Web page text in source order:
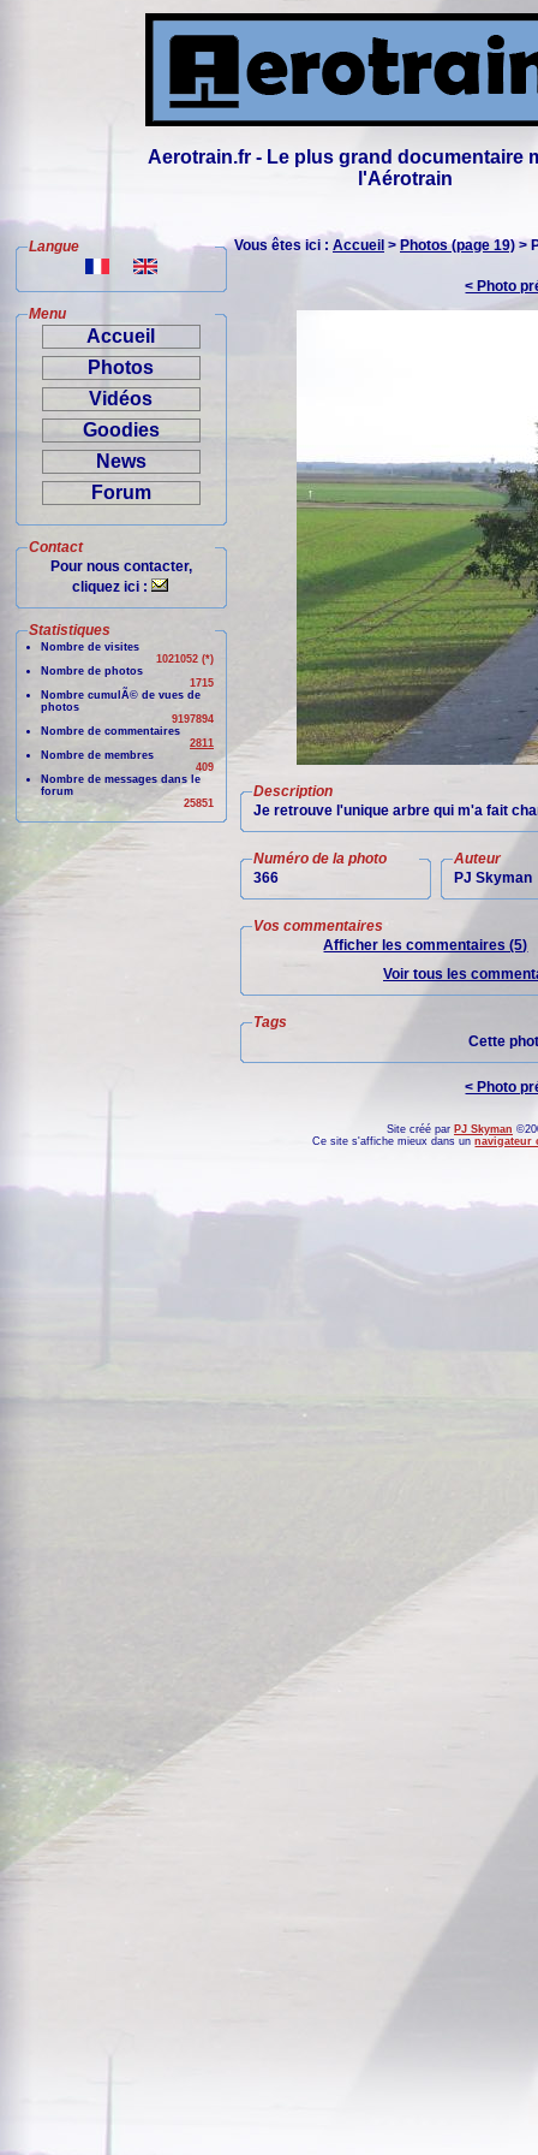
Aerotrain.fr - Le plus grand documentaire
l'Aérotrain
Langue
Menu
Accueil
Photos
Vidéos
Goodies
News
Forum
Contact
Pour nous contacter,
cliquez ici :
Statistiques
Nombre de visites
1021052 (*)
Nombre de photos
1715
Nombre cumulÃ© de vues de
photos
9197894
Nombre de commentaires
2811
Nombre de membres
409
Nombre de messages dans le
forum
25851
Vous êtes ici : Accueil > Photos (page 19) >
< Photo
Description
Je retrouve l'unique arbre qui m'a fait
Numéro de la photo
366
Auteur
PJ Skyman
Vos commentaires
Afficher les commentaires (5)
Voir tous les
Tags
Cette
< Photo
Site créé par PJ Skyman
Ce site s'affiche mieux dans unnavigateur